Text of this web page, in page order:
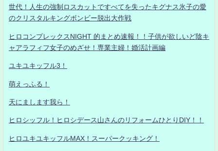
世代！人生の強制ロスカットですべてを失ったキグナス氷子の愛
のクリスタルキングボンビー脱出大作戦
ヒロコンプレックスNIGHT 的まとめ速報！！子供が欲しいど陰キ
ャアラフィフ女子のめざせ！専業主婦！婚活計画編
ユキユキッフル3！
萌えっふる！
天にまします我ら！
ヒロシッフル！ヒロシデース山さんのリフォームひとりDIY！！
ヒロユキユキッフルMAX！スーパークッキング！